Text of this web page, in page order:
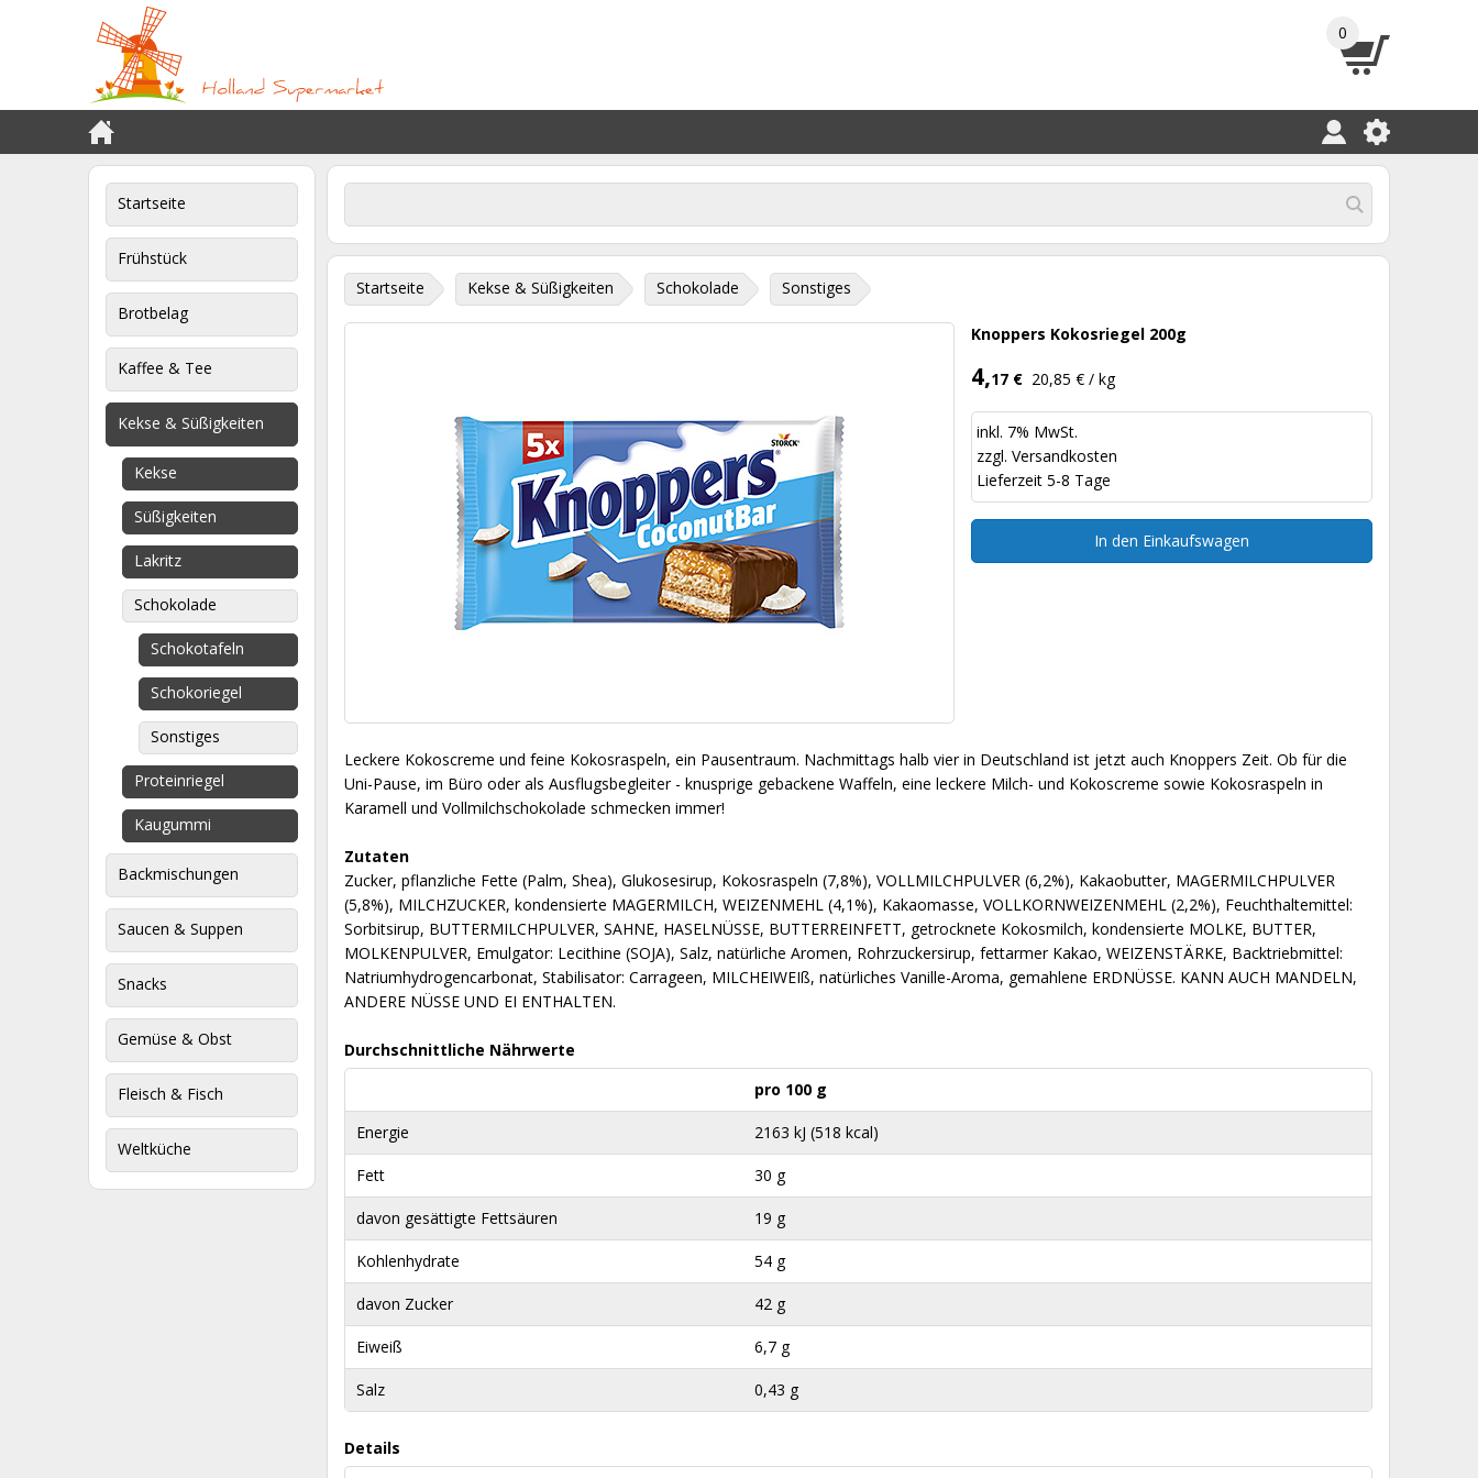
0
Startseite
Frühstück
Brotbelag
Kaffee & Tee
Kekse & Süßigkeiten
Kekse
Süßigkeiten
Lakritz
Schokolade
Schokotafeln
Schokoriegel
Sonstiges
Proteinriegel
Kaugummi
Backmischungen
Saucen & Suppen
Snacks
Gemüse & Obst
Fleisch & Fisch
Weltküche
Startseite Kekse & Süßigkeiten Schokolade Sonstiges
Knoppers Kokosriegel 200g
4,17 € 20,85 € / kg
inkl. 7% MwSt.
zzgl. Versandkosten
Lieferzeit 5-8 Tage
In den Einkaufswagen
Leckere Kokoscreme und feine Kokosraspeln, ein Pausentraum. Nachmittags halb vier in Deutschland ist jetzt auch Knoppers Zeit. Ob für die
Uni-Pause, im Büro oder als Ausflugsbegleiter - knusprige gebackene Waffeln, eine leckere Milch- und Kokoscreme sowie Kokosraspeln in
Karamell und Vollmilchschokolade schmecken immer!
Zutaten
Zucker, pflanzliche Fette (Palm, Shea), Glukosesirup, Kokosraspeln (7,8%), VOLLMILCHPULVER (6,2%), Kakaobutter, MAGERMILCHPULVER
(5,8%), MILCHZUCKER, kondensierte MAGERMILCH, WEIZENMEHL (4,1%), Kakaomasse, VOLLKORNWEIZENMEHL (2,2%), Feuchthaltemittel:
Sorbitsirup, BUTTERMILCHPULVER, SAHNE, HASELNÜSSE, BUTTERREINFETT, getrocknete Kokosmilch, kondensierte MOLKE, BUTTER,
MOLKENPULVER, Emulgator: Lecithine (SOJA), Salz, natürliche Aromen, Rohrzuckersirup, fettarmer Kakao, WEIZENSTÄRKE, Backtriebmittel:
Natriumhydrogencarbonat, Stabilisator: Carrageen, MILCHEIWEIß, natürliches Vanille-Aroma, gemahlene ERDNÜSSE. KANN AUCH MANDELN,
ANDERE NÜSSE UND EI ENTHALTEN.
Durchschnittliche Nährwerte
pro 100 g
Energie 2163 kJ (518 kcal)
Fett 30 g
davon gesättigte Fettsäuren 19 g
Kohlenhydrate 54 g
davon Zucker 42 g
Eiweiß 6,7 g
Salz 0,43 g
Details